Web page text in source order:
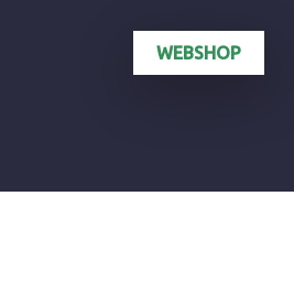
WEBSHOP